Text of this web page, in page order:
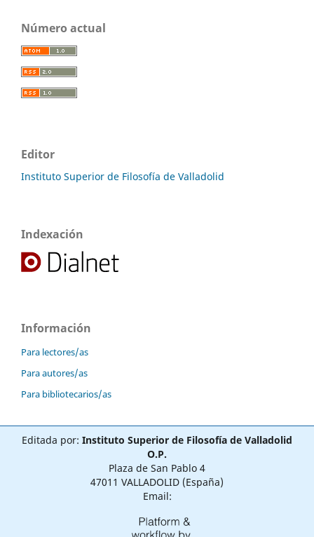
Número actual
Editor
Instituto Superior de Filosofía de Valladolid
Indexación
Información
Para lectores/as
Para autores/as
Para bibliotecarios/as
Editada por: Instituto Superior de Filosofía de Valladolid
O.P.
Plaza de San Pablo 4
47011 VALLADOLID (España)
Email: